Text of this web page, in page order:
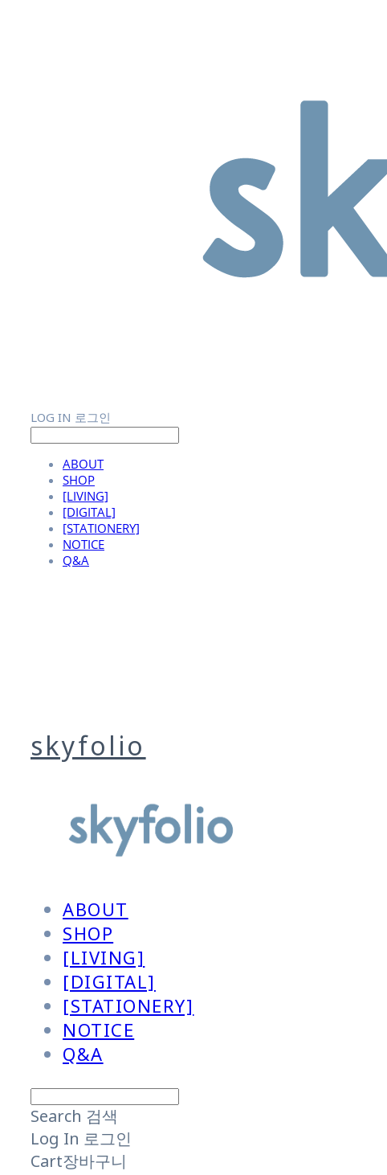
LOG IN 로그인
ABOUT
SHOP
[LIVING]
[DIGITAL]
[STATIONERY]
NOTICE
Q&A
skyfolio
ABOUT
SHOP
[LIVING]
[DIGITAL]
[STATIONERY]
NOTICE
Q&A
Search 검색
Log In 로그인
Cart장바구니